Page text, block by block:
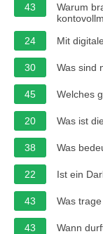
43
Warum
24
Mit
30 Was sind
45 Welches
20 Was ist
38 Was
22 Ist ein
43 Was
43 Wann